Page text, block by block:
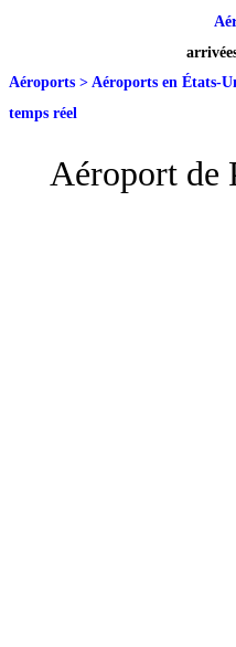
Aéroports > Aéroports en États-
temps réel
Aéroport de